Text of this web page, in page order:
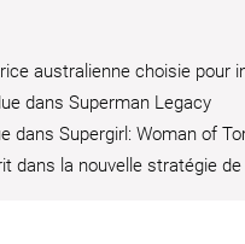
australienne choisie pour
dans Superman Legacy
dans Supergirl: Woman of
dans la nouvelle stratégie